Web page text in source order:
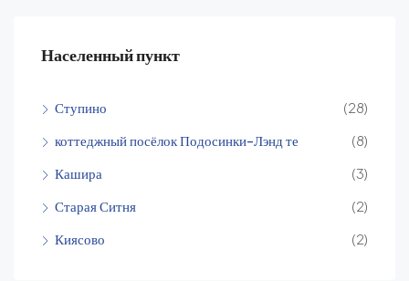
Населенный пункт
Ступино
(28)
коттеджный посёлок Подосинки-Лэнд те
(8)
Кашира
(3)
Старая Ситня
(2)
Киясово
(2)